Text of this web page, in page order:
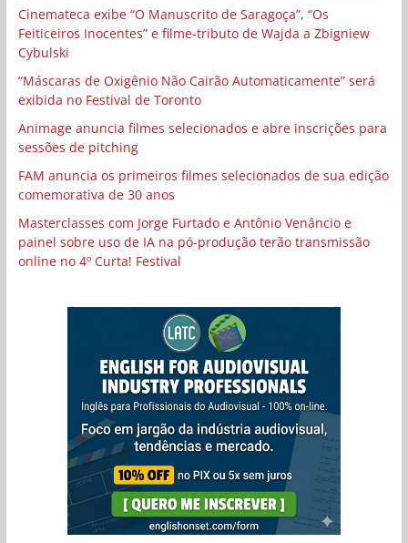
Cinemateca exibe “O Manuscrito de Saragoça”, “Os
Feiticeiros Inocentes” e filme-tributo de Wajda a Zbigniew
Cybulski
“Máscaras de Oxigênio Não Cairão Automaticamente” será
exibida no Festival de Toronto
Animage anuncia filmes selecionados e abre inscrições para
sessões de pitching
FAM anuncia os primeiros filmes selecionados de sua edição
comemorativa de 30 anos
Masterclasses com Jorge Furtado e Antônio Venâncio e
painel sobre uso de IA na pó-produção terão transmissão
online no 4º Curta! Festival